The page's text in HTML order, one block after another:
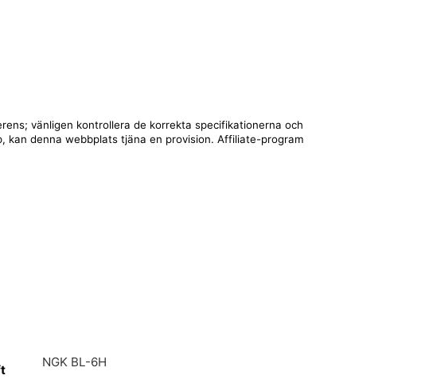
vänligen kontrollera de korrekta specifikationerna och
kan denna webbplats tjäna en provision. Affiliate-program
NGK BL-6H